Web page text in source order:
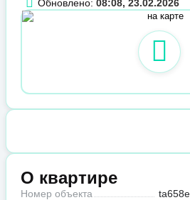
Обновлено: 08:08, 23.02.2026
О квартире
Номер объекта